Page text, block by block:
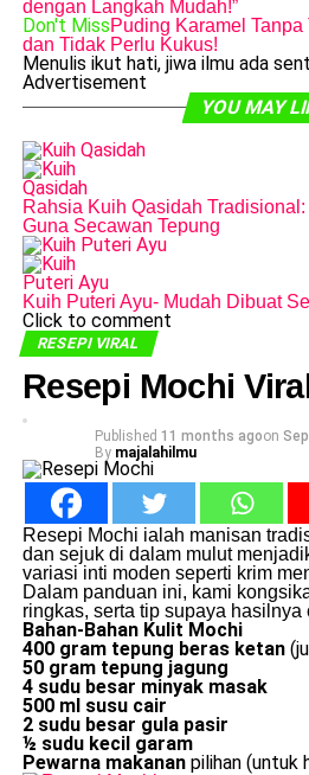
dengan Langkah Mudah!”
Don't MissPuding Karamel
dan Tidak Perlu Kukus!
Menulis ikut hati, jiwa ilmu ada
Advertisement
YOU MAY
Rahsia Kuih Qasidah
Guna Secawan Tepung
Kuih Puteri Ayu- Mudah Dibuat
Click to comment
RESEPI VIRAL
Resepi Mochi
Published 11 months agoon
By majalahilmu
Resepi Mochi ialah manisan
dan sejuk di dalam mulut
variasi inti moden seperti krim
Dalam panduan ini, kami
ringkas, serta tip supaya
Bahan-Bahan Kulit Mochi
400 gram tepung beras ketan
50 gram tepung jagung
4 sudu besar minyak masak
500 ml susu cair
2 sudu besar gula pasir
½ sudu kecil garam
Pewarna makananpilihan (untuk